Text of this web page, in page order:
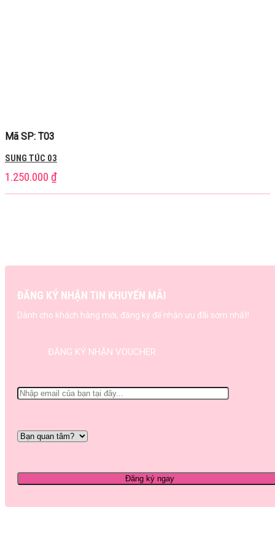
Mã SP: T03
SUNG TÚC 03
1.250.000 ₫
ĐĂNG KÝ NHẬN TIN KHUYẾN MÃI
Dành cho khách hàng mới, đăng ký để nhận ưu đãi sớm nhất!
ĐĂNG KÝ NHẬN VOUCHER